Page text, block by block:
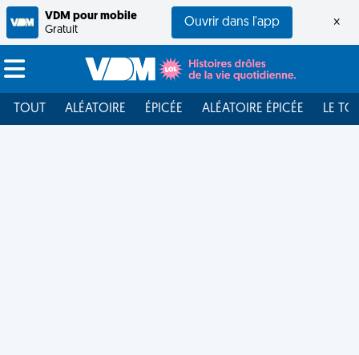
VDM pour mobile
Gratuit
Ouvrir dans l'app ×
TOUT ALÉATOIRE ÉPICÉE ALÉATOIRE ÉPICÉE LE